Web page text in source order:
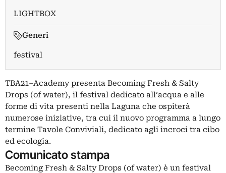
LIGHTBOX
Generi
festival
TBA21–Academy presenta Becoming Fresh & Salty
Drops (of water), il festival dedicato all’acqua e alle
forme di vita presenti nella Laguna che ospiterà
numerose iniziative, tra cui il nuovo programma a lungo
termine Tavole Conviviali, dedicato agli incroci tra cibo
ed ecologia.
Comunicato stampa
Becoming Fresh & Salty Drops (of water) è un festival